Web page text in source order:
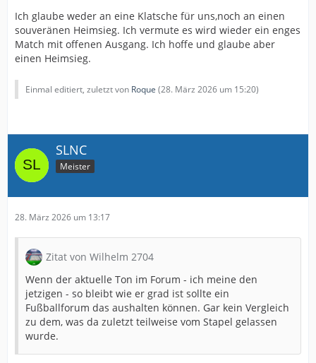
Ich glaube weder an eine Klatsche für uns,noch an einen
souveränen Heimsieg. Ich vermute es wird wieder ein enges
Match mit offenen Ausgang. Ich hoffe und glaube aber
einen Heimsieg.
Einmal editiert, zuletzt von Roque (28. März 2026 um 15:20)
SLNC
Meister
28. März 2026 um 13:17
Zitat von Wilhelm 2704
Wenn der aktuelle Ton im Forum - ich meine den
jetzigen - so bleibt wie er grad ist sollte ein
Fußballforum das aushalten können. Gar kein Vergleich
zu dem, was da zuletzt teilweise vom Stapel gelassen
wurde.